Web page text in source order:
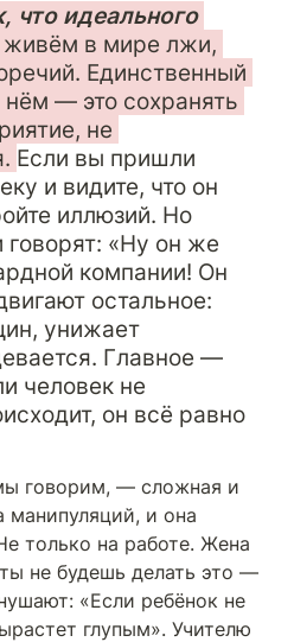
что идеального
в мире лжи,
Единственный
— это сохранять
не
Если вы пришли
и видите, что он
иллюзий. Но
«Ну он же
компании! Он
остальное:
унижает
Главное —
человек не
он всё равно
говорим, — сложная и
манипуляций, и она
только на работе. Жена
не будешь делать это —
«Если ребёнок не
глупым». Учителю